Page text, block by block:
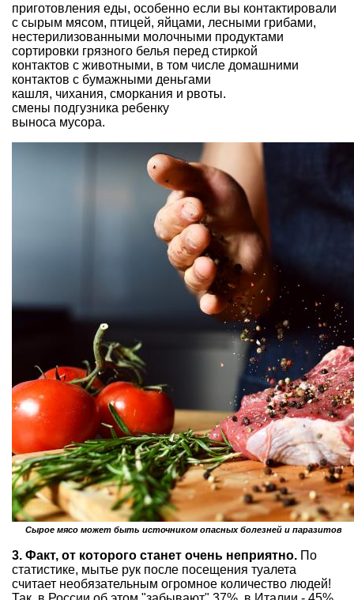
приготовления еды, особенно если вы контактировали
с сырым мясом, птицей, яйцами, лесными грибами,
нестерилизованными молочными продуктами
сортировки грязного белья перед стиркой
контактов с животными, в том числе домашними
контактов с бумажными деньгами
кашля, чихания, сморкания и рвоты.
смены подгузника ребенку
выноса мусора.
Сырое мясо может быть источником опасных болезней и паразитов
3. Факт, от которого станет очень неприятно. По
статистике, мытье рук после посещения туалета
считает необязательным огромное количество людей!